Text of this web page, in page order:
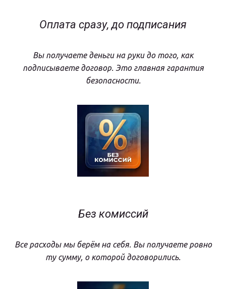
Оплата сразу, до подписания
Вы получаете деньги на руки до того, как
подписываете договор. Это главная гарантия
безопасности.
Без комиссий
Все расходы мы берём на себя. Вы получаете ровно
ту сумму, о которой договорились.